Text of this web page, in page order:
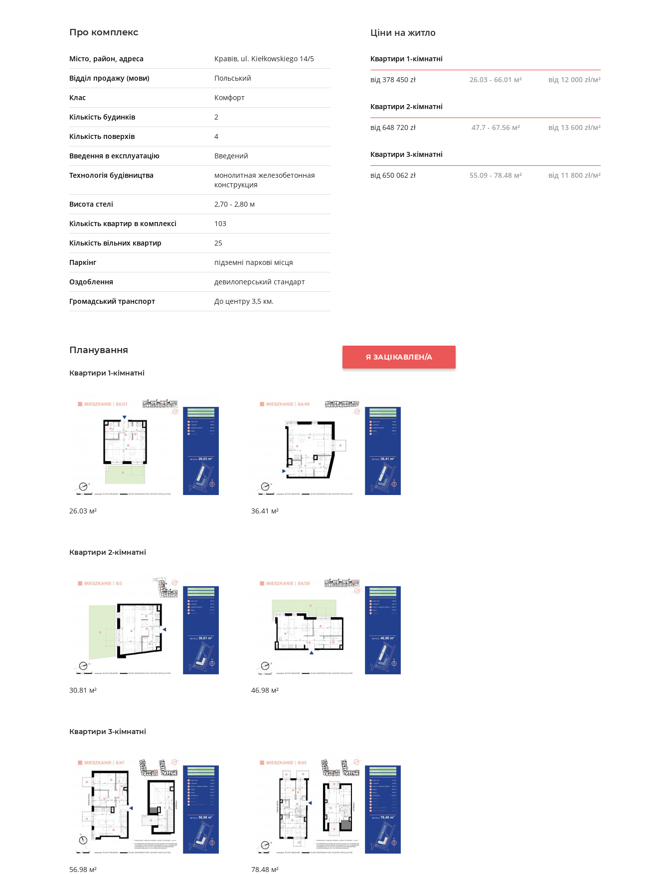
Про комплекс
Місто, район, адреса Кравів, ul. Kiełkowskiego 14/5
Відділ продажу (мови) Польський
Клас Комфорт
Кількість будинків 2
Кількість поверхів 4
Введення в експлуатацію Введений
Технологія будівництва
монолитная железобетонная
конструкция
Висота стелі 2,70 - 2,80 м
Кількість квартир в комплексі 103
Кількість вільних квартир 25
Паркінг підземні паркові місця
Оздоблення девилоперський стандарт
Громадський транспорт До центру 3,5 км.
Ціни на житло
Квартири 1-кімнатні
від 378 450 zł 26.03 - 66.01 м² від 12 000 zł/м²
Квартири 2-кімнатні
від 648 720 zł 47.7 - 67.56 м² від 13 600 zł/м²
Квартири 3-кімнатні
від 650 062 zł 55.09 - 78.48 м² від 11 800 zł/м²
Планування
Я ЗАЦІКАВЛЕН/А
Квартири 1-кімнатні
26.03 м² 36.41 м²
Квартири 2-кімнатні
30.81 м² 46.98 м²
Квартири 3-кімнатні
56.98 м² 78.48 м²